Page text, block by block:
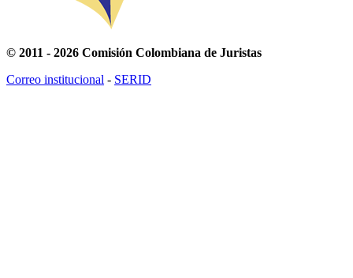
© 2011 - 2026 Comisión Colombiana de Juristas
Correo institucional - SERID